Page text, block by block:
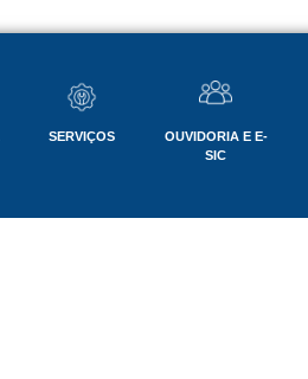
SERVIÇOS
OUVIDORIA E E-
SIC